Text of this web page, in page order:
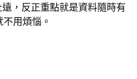
，反正重點就是資料隨時有
用煩惱。